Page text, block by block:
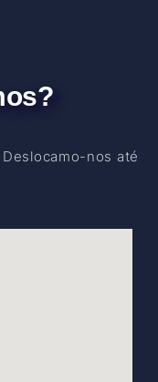
nos até